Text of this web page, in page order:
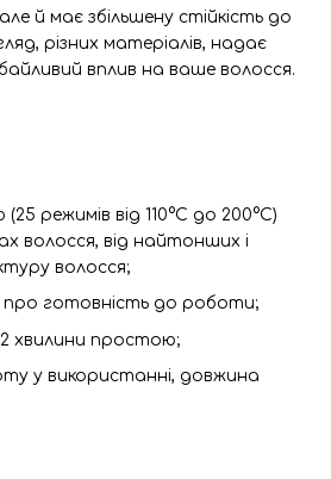
й має збільшену стійкість до
різних матеріалів, надає
вплив на ваше волосся.
режимів від 110°C до 200°C)
волосся, від найтонших і
волосся;
про готовність до роботи;
хвилини простою;
у використанні, довжина